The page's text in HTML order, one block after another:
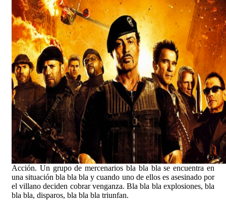
Acción. Un grupo de mercenarios bla bla bla se encuentra en
una situación bla bla bla y cuando uno de ellos es asesinado por
el villano deciden cobrar venganza. Bla bla bla explosiones, bla
bla bla, disparos, bla bla bla triunfan.